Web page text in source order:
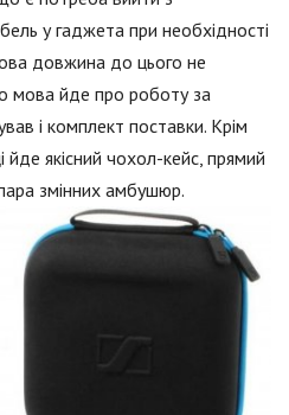
у гаджета при необхідності
довжина до цього не
мова йде про роботу за
і комплект поставки. Крім
йде якісний чохол-кейс, прямий
змінних амбушюр.